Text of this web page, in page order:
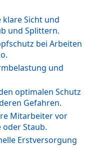
klare Sicht und
und Splittern.
bei Arbeiten
und
optimalen Schutz
Gefahren.
Mitarbeiter vor
Staub.
Erstversorgung